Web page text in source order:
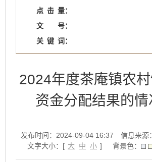
点 击 量：
文
号：
关 键 词：
2024年度茶庵镇农
资金分配结果的情
发布时间：2024-09-04 16:37
信息来源
文字大小：[ 大 中 小 ] 背景色：